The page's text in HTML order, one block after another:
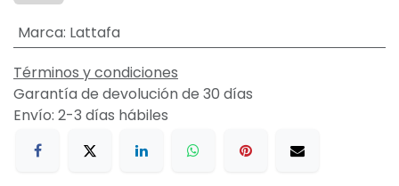
Marca: Lattafa
Términos y condiciones
Garantía de devolución de 30 días
Envío: 2-3 días hábiles